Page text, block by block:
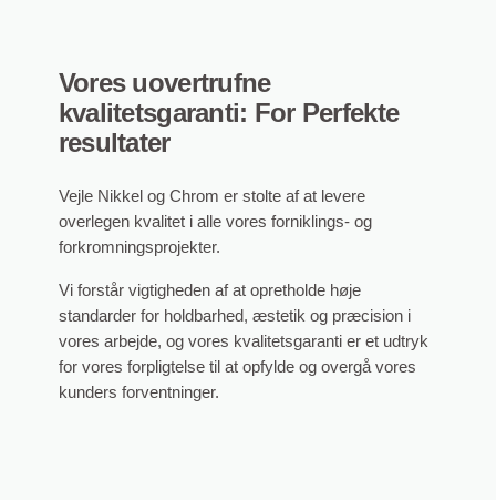
Vores uovertrufne
kvalitetsgaranti: For Perfekte
resultater
Vejle Nikkel og Chrom er stolte af at levere
overlegen kvalitet i alle vores forniklings- og
forkromningsprojekter.
Vi forstår vigtigheden af at opretholde høje
standarder for holdbarhed, æstetik og præcision i
vores arbejde, og vores kvalitetsgaranti er et udtryk
for vores forpligtelse til at opfylde og overgå vores
kunders forventninger.